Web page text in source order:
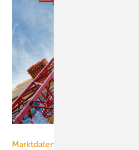
Marktdaten